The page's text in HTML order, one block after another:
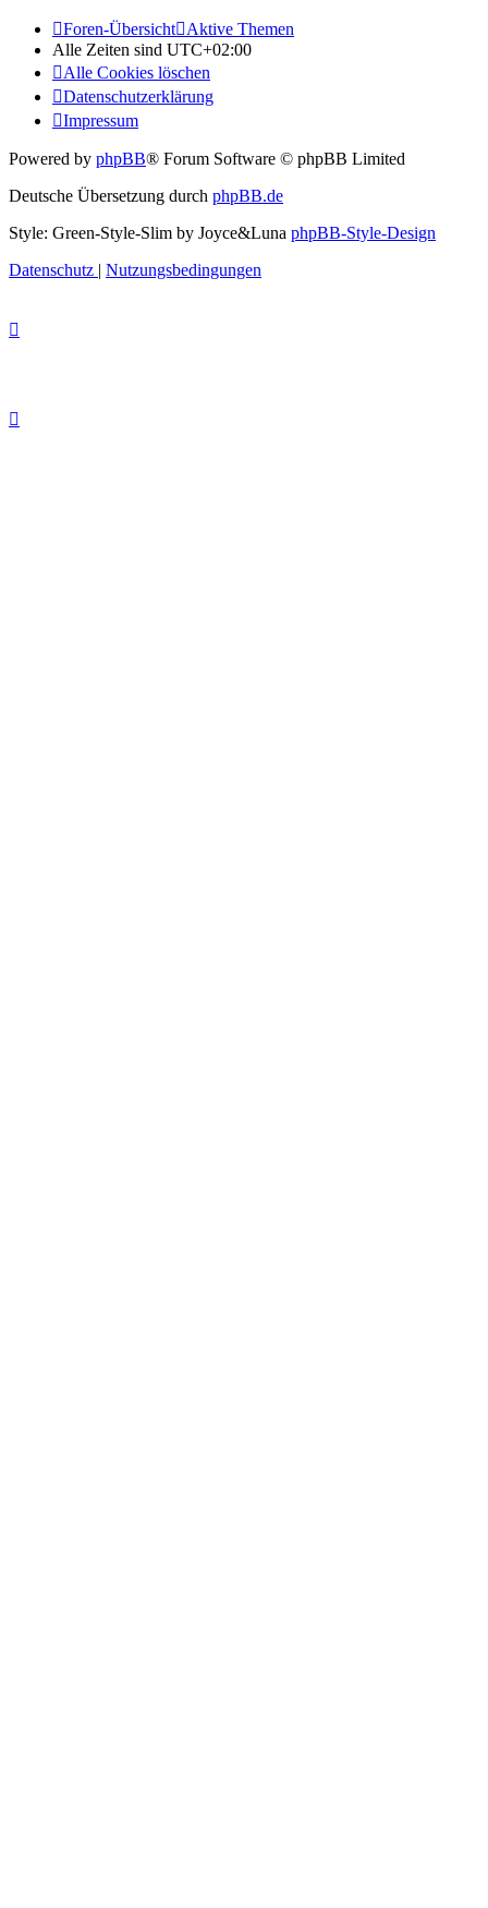
Foren-Übersicht
Aktive Themen
Alle Zeiten sind UTC+02:00
Alle Cookies löschen
Datenschutzerklärung
Impressum
Powered by phpBB® Forum Software © phpBB Limited
Deutsche Übersetzung durch phpBB.de
Style: Green-Style-Slim by Joyce&Luna phpBB-Style-Design
Datenschutz | Nutzungsbedingungen